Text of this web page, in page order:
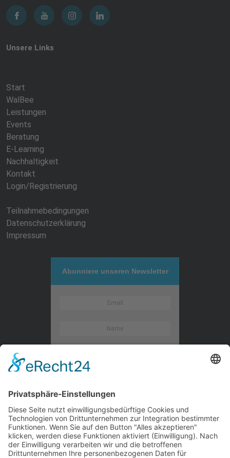
Unsere Links
Start
WalBee
Leistungen
Events
Beratung
E-Learning
Nachhaltigkeit
Kontakt
Login/Registrierung
Teilnahmebedingungen
Datenschutzerklärung
Impressum
Abonniere unseren Newsletter
Kontaktieren Sie uns
WalBee
Bizzmade GmbH
Gießereistraße 29